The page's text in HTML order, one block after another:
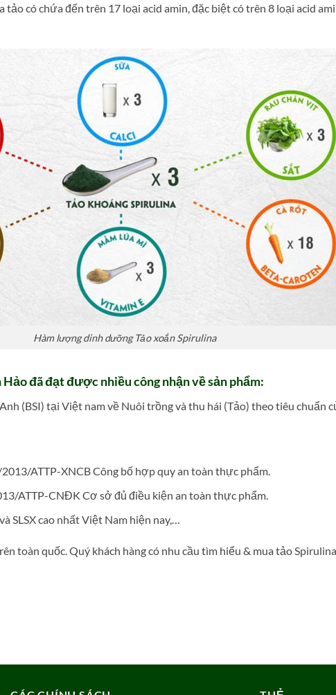
tảo có chứa đến trên 17 loại acid amin, đặc biệt có trên 8 loại acid
Hàm lượng dinh dưỡng Tảo xoắn Spirulina
đã đạt được nhiều công nhận về sản phẩm:
(BSI) tại Việt nam về Nuôi trồng và thu hái (Tảo) theo tiêu chuẩn
ATTP-XNCB Công bố hợp quy an toàn thực phẩm.
ATTP-CNĐK Cơ sở đủ điều kiện an toàn thực phẩm.
cao nhất Việt Nam hiện nay,…
toàn quốc. Quý khách hàng có nhu cầu tìm hiểu & mua tảo